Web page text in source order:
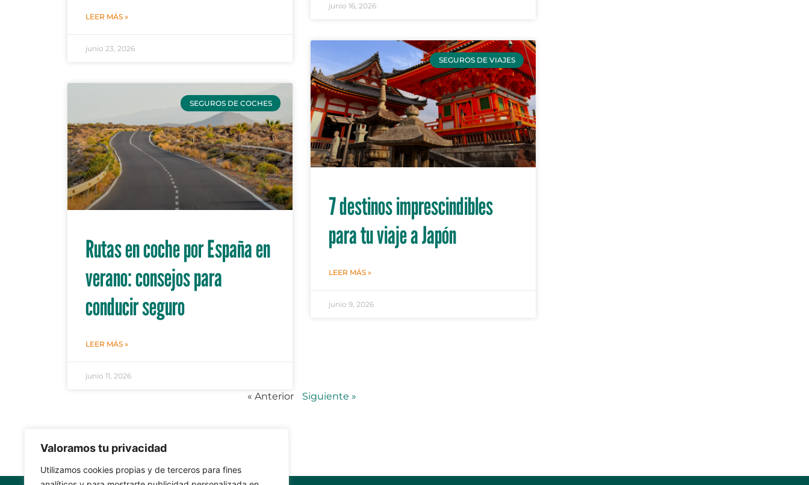
Valoramos tu privacidad
Utilizamos cookies propias y de terceros para fines
LEER MÁS »
junio 23, 2026
junio 16, 2026
SEGUROS DE COCHES
Rutas en coche por España en
verano: consejos para
conducir seguro
LEER MÁS »
junio 11, 2026
SEGUROS DE VIAJES
7 destinos imprescindibles
para tu viaje a Japón
LEER MÁS »
junio 9, 2026
« Anterior Siguiente »